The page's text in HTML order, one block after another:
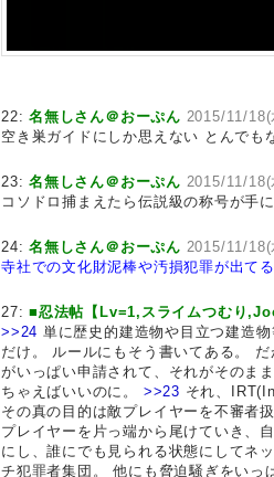
22:名無しさん＠おーぷん 2015/11/
空き巣ガイドにしか思えない とんでも
23:名無しさん＠おーぷん 2015/11/18(
コソドロ捕まえたら伝説級の称号が手
24:名無しさん＠おーぷん 2015/11/
寺社での文化財泥棒や汚損犯罪が出て
27:■忍法帖【Lv=1,スライムつむり
>>24 単に歴史的建造物や目立つ建造
だけ。 ルールにもそう書いてある。
がいっぱい申請されて、それがそのま
ちゃえばいいのに。 >>23 それ、
その真の目的は敵プレイヤーを不審者
プレイヤーを片っ端から尾けていき、
にし、誰にでも見られる状態にしてネ
チ犯罪者集団。 他にも脅迫騒ぎをいっ